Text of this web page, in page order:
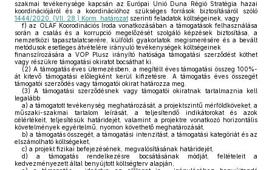
szakmai tevékenysége kapcsán az Európai Unió Duna Régió Stratégia hazai
koordinációjáról és a koordinációhoz szükséges források biztosításáról szóló
1444/2020. (VII. 28.) Korm. határozat szerinti feladatok költségeinek, vagy
f) az OLAF Koorodinációs Iroda vonatkozásában a támogatások felhasználása
során a csalás és a korrupció megelőzését szolgáló képzések biztosítása, a
nemzetközi tapasztalatcserére, külföldi gyakorlatok megismerésére és a bevált
metódusok esetleges átvételére irányuló tevékenységek költségeinek
finanszírozására a VOP Plusz irányító hatósága támogatási szerződést köthet
vagy részükre támogatási okiratot bocsáthat ki.
(2) A támogatás éves ütemezésben, a megítélt éves támogatási összeg 100%-
át kitevő támogatási előlegként kerül kifizetésre. A támogatás éves összegét
támogatói szerződés vagy támogatói okirat határozza meg.
(3) A támogatási szerződésnek vagy támogatói okiratnak tartalmaznia kell
legalább
a) a támogatott tevékenység meghatározását, a projektszintű mérföldköveket, a
műszaki-szakmai tartalom leírását, a teljesítendő indikátorokat és azok
célértékeit, teljesítésük határidejét, valamint a projektre vonatkozó horizontális
követelmények egyértelmű, nyomon követhető meghatározását,
b) a támogatás összegét, a támogatási intenzitást, a támogatási kategóriát és az
elszámolható költségeket,
c) a projekt fizikai befejezésének, megvalósításának határidejét,
d) a támogatás rendelkezésre bocsátásának módját, feltételeit a
kedvezményezett által benyújtott költségterv alapján,